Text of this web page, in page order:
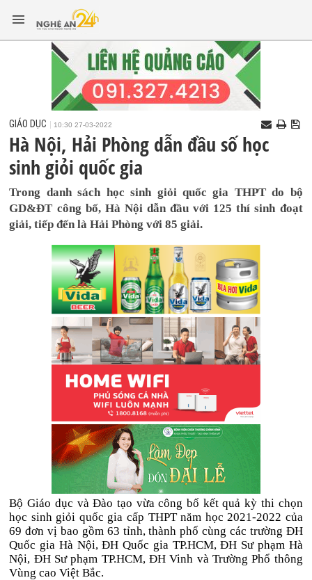
GIÁO DỤC 10:30 27-03-2022
Hà Nội, Hải Phòng dẫn đầu số học
sinh giỏi quốc gia
Trong danh sách học sinh giỏi quốc gia THPT do bộ
GD&ĐT công bố, Hà Nội dẫn đầu với 125 thí sinh đoạt
giải, tiếp đến là Hải Phòng với 85 giải.
Bộ Giáo dục và Đào tạo vừa công bố kết quả kỳ thi chọn
học sinh giỏi quốc gia cấp THPT năm học 2021-2022 của
69 đơn vị bao gồm 63 tỉnh, thành phố cùng các trường ĐH
Quốc gia Hà Nội, ĐH Quốc gia TP.HCM, ĐH Sư phạm Hà
Nội, ĐH Sư phạm TP.HCM, ĐH Vinh và Trường Phổ thông
Vùng cao Việt Bắc.